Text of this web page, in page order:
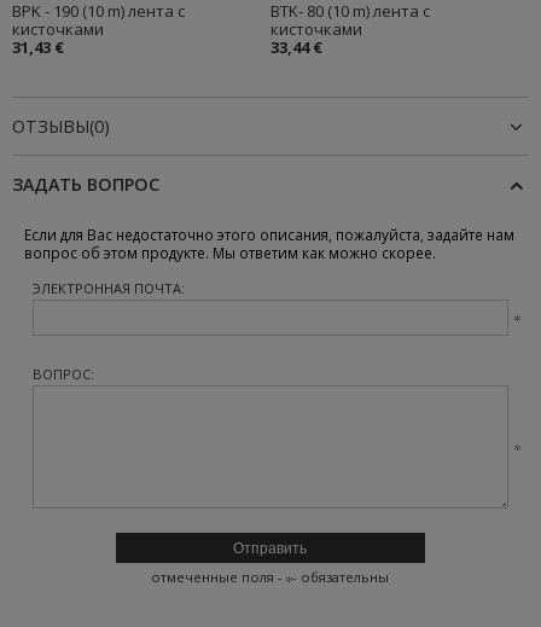
BPK - 190 (10 m) лента с
кисточками
31,43 €
BTK- 80 (10 m) лента с
кисточками
33,44 €
ОТЗЫВЫ(0)
ЗАДАТЬ ВОПРОС
Если для Вас недостаточно этого описания, пожалуйста, задайте нам
вопрос об этом продукте. Мы ответим как можно скорее.
ЭЛЕКТРОННАЯ ПОЧТА:
ВОПРОС:
отмеченные поля - - обязательны